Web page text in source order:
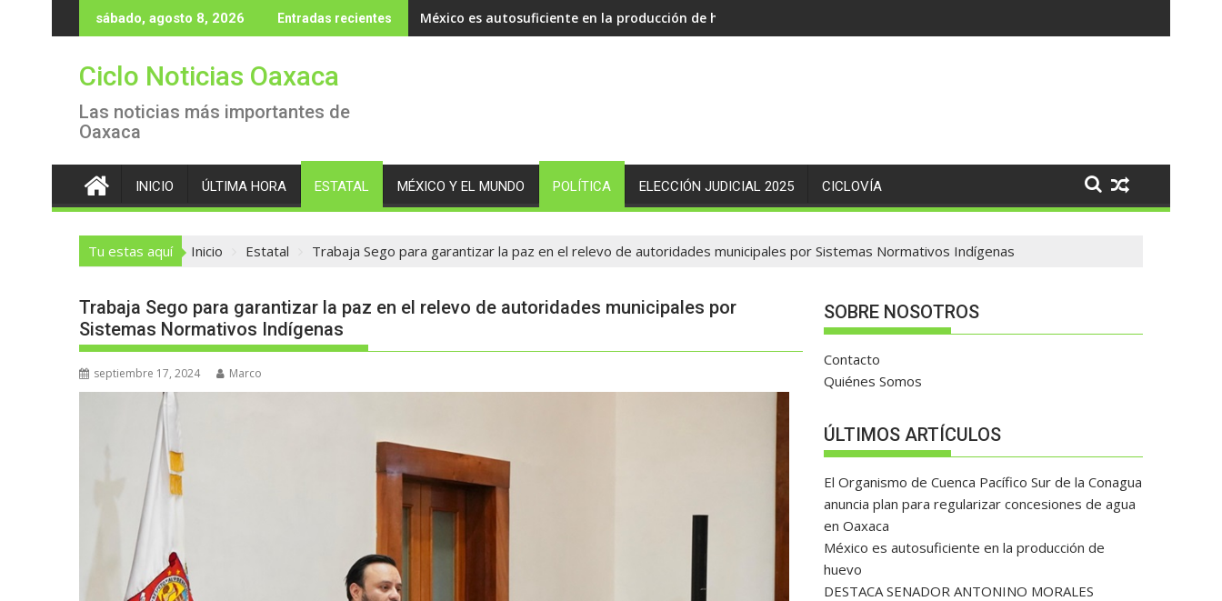
al
sábado, agosto 8, 2026 Entradas recientes México es autosuficiente en la producción de huevo
Ciclo Noticias Oaxaca
Las noticias más importantes de
Oaxaca
INICIO ÚLTIMA HORA ESTATAL MÉXICO Y EL MUNDO POLÍTICA ELECCIÓN JUDICIAL 2025 CICLOVÍA
Tu estas aquí Inicio Estatal Trabaja Sego para garantizar la paz en el relevo de autoridades municipales por Sistemas Normativos Indígenas
Trabaja Sego para garantizar la paz en el relevo de autoridades municipales por
Sistemas Normativos Indígenas
septiembre 17, 2024 Marco
SOBRE NOSOTROS
Contacto
Quiénes Somos
ÚLTIMOS ARTÍCULOS
El Organismo de Cuenca Pacífico Sur de la Conagua
anuncia plan para regularizar concesiones de agua
en Oaxaca
México es autosuficiente en la producción de
huevo
DESTACA SENADOR ANTONINO MORALES